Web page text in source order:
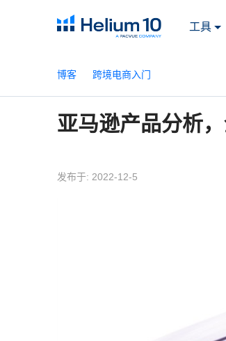
工具
博客 跨境电商入门
亚马逊产品分析
发布于: 2022-12-5